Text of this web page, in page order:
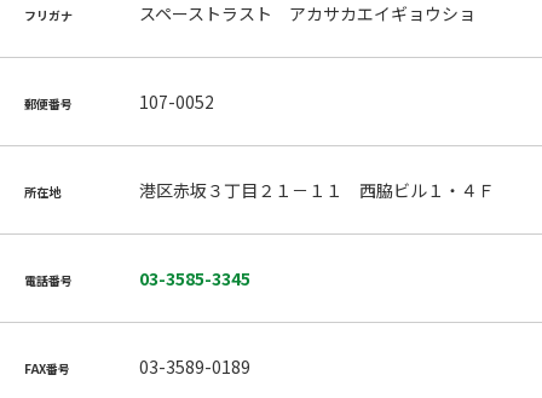
フリガナ スペーストラスト アカサカエイギョウショ
郵便番号 107-0052
所在地 港区赤坂３丁目２１－１１ 西脇ビル１・４Ｆ
電話番号 03-3585-3345
FAX番号 03-3589-0189